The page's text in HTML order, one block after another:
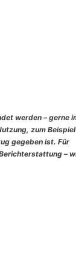
werden – gerne
zum
gegeben ist. Für
–